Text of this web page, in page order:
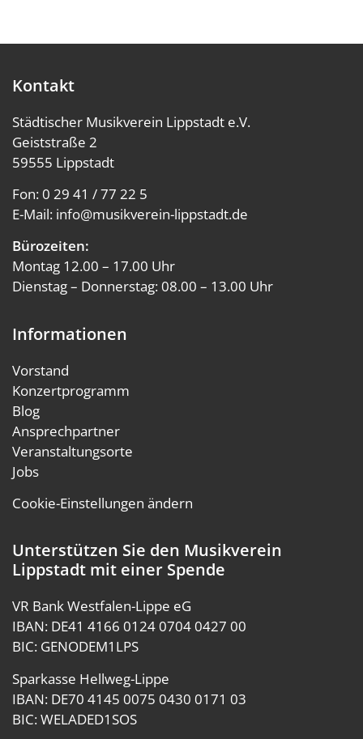
Kontakt
Städtischer Musikverein Lippstadt e.V.
Geiststraße 2
59555 Lippstadt
Fon: 0 29 41 / 77 22 5
E-Mail: info@musikverein-lippstadt.de
Bürozeiten:
Montag 12.00 – 17.00 Uhr
Dienstag – Donnerstag: 08.00 – 13.00 Uhr
Informationen
Vorstand
Konzertprogramm
Blog
Ansprechpartner
Veranstaltungsorte
Jobs
Cookie-Einstellungen ändern
Unterstützen Sie den Musikverein
Lippstadt mit einer Spende
VR Bank Westfalen-Lippe eG
IBAN: DE41 4166 0124 0704 0427 00
BIC: GENODEM1LPS
Sparkasse Hellweg-Lippe
IBAN: DE70 4145 0075 0430 0171 03
BIC: WELADED1SOS